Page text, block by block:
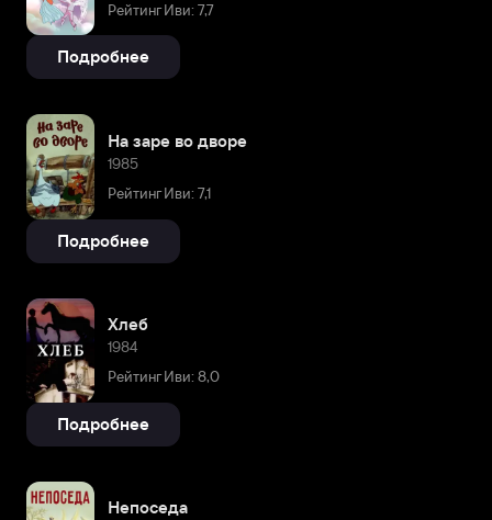
Рейтинг Иви: 7,7
Подробнее
На заре во дворе
1985
Рейтинг Иви: 7,1
Подробнее
Хлеб
1984
Рейтинг Иви: 8,0
Подробнее
Непоседа